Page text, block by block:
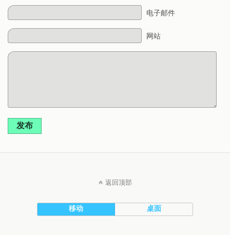
电子邮件
网站
发布
返回顶部
移动 桌面